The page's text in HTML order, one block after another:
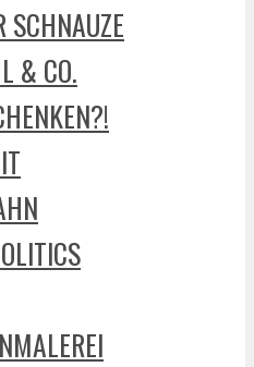
SCHNAUZE
& CO.